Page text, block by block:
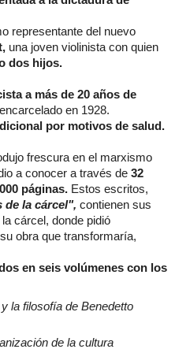
representante del nuevo
una joven violinista con quien
dos hijos.
a más de 20 años de
en 1928.
por motivos de salud.
frescura en el marxismo
a conocer a través de 32
páginas. Estos escritos,
de la cárcel", contienen sus
cárcel, donde pidió
obra que transformaría,
en seis volúmenes con los
la filosofía de Benedetto
de la cultura